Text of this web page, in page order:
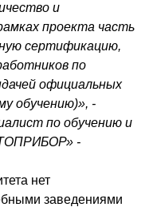
и
проекта часть
сертификацию,
по
официальных
обучению)», -
по обучению и
-
нет
заведениями